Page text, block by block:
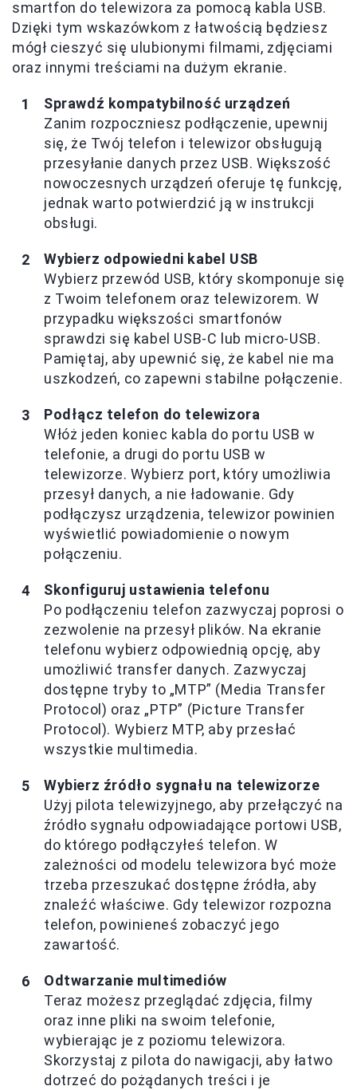
smartfon do telewizora za pomocą kabla USB.
Dzięki tym wskazówkom z łatwością będziesz
mógł cieszyć się ulubionymi filmami, zdjęciami
oraz innymi treściami na dużym ekranie.
Sprawdź kompatybilność urządzeń
Zanim rozpoczniesz podłączenie, upewnij
się, że Twój telefon i telewizor obsługują
przesyłanie danych przez USB. Większość
nowoczesnych urządzeń oferuje tę funkcję,
jednak warto potwierdzić ją w instrukcji
obsługi.
Wybierz odpowiedni kabel USB
Wybierz przewód USB, który skomponuje się
z Twoim telefonem oraz telewizorem. W
przypadku większości smartfonów
sprawdzi się kabel USB-C lub micro-USB.
Pamiętaj, aby upewnić się, że kabel nie ma
uszkodzeń, co zapewni stabilne połączenie.
Podłącz telefon do telewizora
Włóż jeden koniec kabla do portu USB w
telefonie, a drugi do portu USB w
telewizorze. Wybierz port, który umożliwia
przesył danych, a nie ładowanie. Gdy
podłączysz urządzenia, telewizor powinien
wyświetlić powiadomienie o nowym
połączeniu.
Skonfiguruj ustawienia telefonu
Po podłączeniu telefon zazwyczaj poprosi o
zezwolenie na przesył plików. Na ekranie
telefonu wybierz odpowiednią opcję, aby
umożliwić transfer danych. Zazwyczaj
dostępne tryby to „MTP” (Media Transfer
Protocol) oraz „PTP” (Picture Transfer
Protocol). Wybierz MTP, aby przesłać
wszystkie multimedia.
Wybierz źródło sygnału na telewizorze
Użyj pilota telewizyjnego, aby przełączyć na
źródło sygnału odpowiadające portowi USB,
do którego podłączyłeś telefon. W
zależności od modelu telewizora być może
trzeba przeszukać dostępne źródła, aby
znaleźć właściwe. Gdy telewizor rozpozna
telefon, powinieneś zobaczyć jego
zawartość.
Odtwarzanie multimediów
Teraz możesz przeglądać zdjęcia, filmy
oraz inne pliki na swoim telefonie,
wybierając je z poziomu telewizora.
Skorzystaj z pilota do nawigacji, aby łatwo
dotrzeć do pożądanych treści i je